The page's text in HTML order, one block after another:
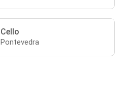
Cello
Pontevedra